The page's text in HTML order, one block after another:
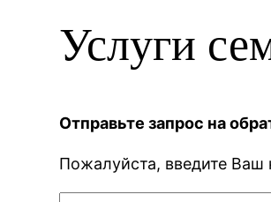
Услуги
Отправьте запрос на
Пожалуйста, введите